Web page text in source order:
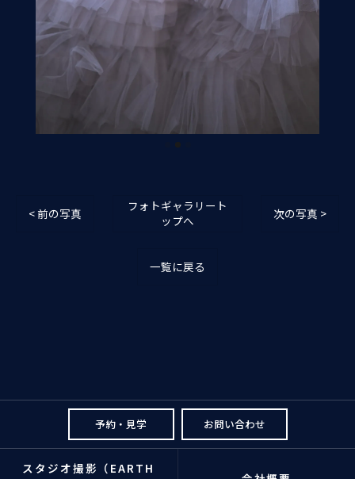
< 前の写真
フォトギャラリート
ップへ
次の写真 >
一覧に戻る
予約・見学 お問い合わせ
スタジオ撮影（EARTH